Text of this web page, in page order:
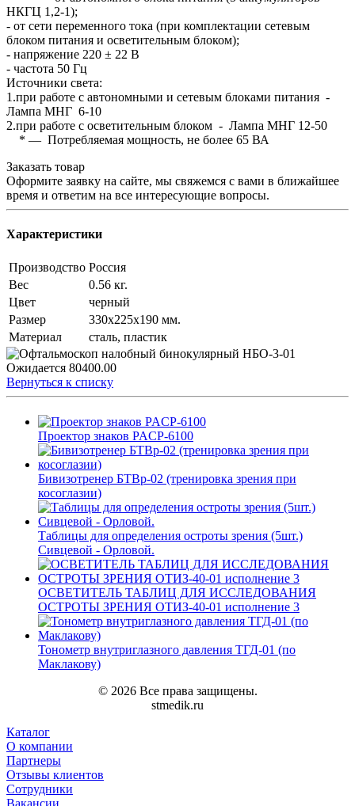
НКГЦ 1,2-1);
- от сети переменного тока (при комплектации сетевым
блоком питания и осветительным блоком);
- напряжение 220 ± 22 В
- частота 50 Гц
Источники света:
1.при работе с автономными и сетевым блоками питания -
Лампа МНГ 6-10
2.при работе с осветительным блоком - Лампа МНГ 12-50
* — Потребляемая мощность, не более 65 ВА
Заказать товар
Оформите заявку на сайте, мы свяжемся с вами в ближайшее
время и ответим на все интересующие вопросы.
Характеристики
Производство Россия
Вес
0.56 кг.
Цвет
черный
Размер
330х225х190 мм.
Материал
сталь, пластик
Ожидается 80400.00
Вернуться к списку
Проектор знаков PACP-6100
Бивизотренер БТВр-02 (тренировка зрения при
косоглазии)
Таблицы для определения остроты зрения (5шт.)
Сивцевой - Орловой.
ОСВЕТИТЕЛЬ ТАБЛИЦ ДЛЯ ИССЛЕДОВАНИЯ
ОСТРОТЫ ЗРЕНИЯ ОТИЗ-40-01 исполнение 3
Тонометр внутриглазного давления ТГД-01 (по
Маклакову)
© 2026 Все права защищены.
stmedik.ru
Каталог
О компании
Партнеры
Отзывы клиентов
Сотрудники
Вакансии